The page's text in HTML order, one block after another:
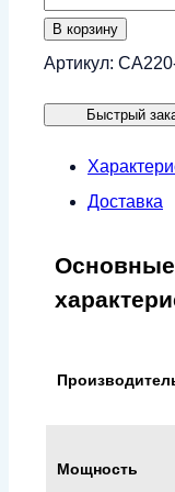
товара
Винтовой
CrossAir
CA220-
10GA
В корзину
Артикул:
Быстрый
Доставка
Основные
Мощность